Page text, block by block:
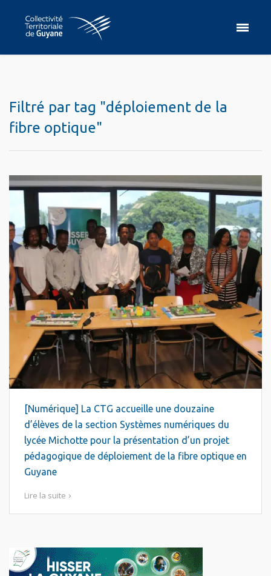
Filtré par tag "déploiement de la
fibre optique"
[Numérique] La CTG accueille une douzaine
d’élèves de la section Systèmes numériques du
lycée Michotte pour la présentation d’un projet
pédagogique de déploiement de la fibre optique en
Guyane
Lire la suite